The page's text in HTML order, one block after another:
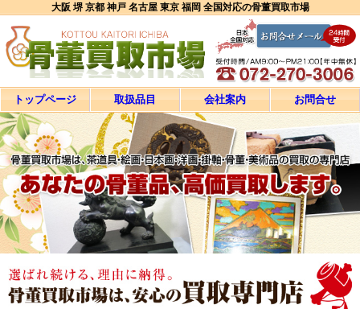
大阪 堺 京都 神戸 名古屋 東京 福岡 全国対応の骨董買取市場
トップページ 取扱品目 会社案内 お問合せ